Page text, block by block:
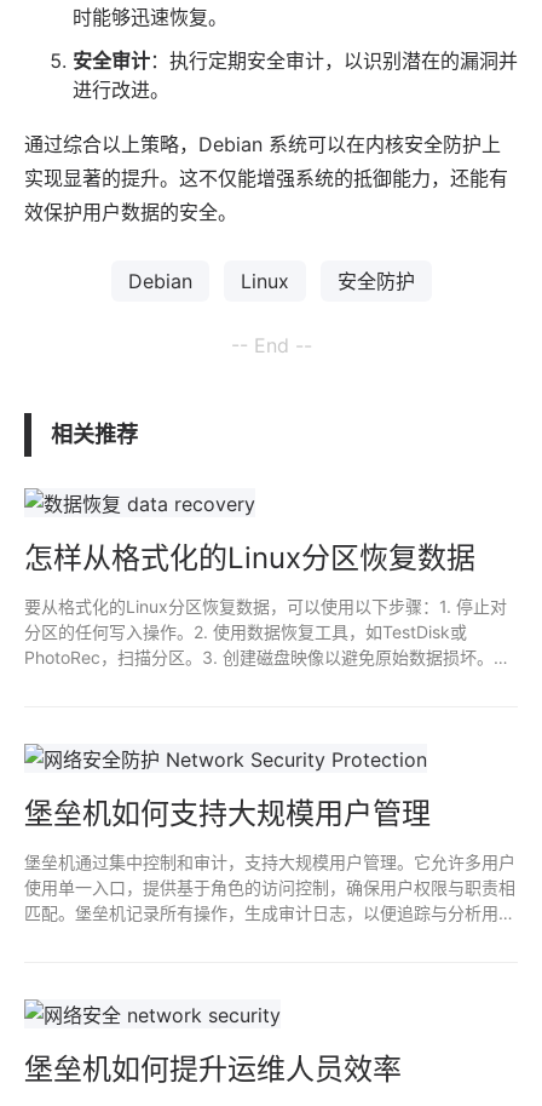
时能够迅速恢复。
安全审计：执行定期安全审计，以识别潜在的漏洞并
进行改进。
通过综合以上策略，Debian 系统可以在内核安全防护上
实现显著的提升。这不仅能增强系统的抵御能力，还能有
效保护用户数据的安全。
Debian Linux 安全防护
-- End --
相关推荐
怎样从格式化的Linux分区恢复数据
要从格式化的Linux分区恢复数据，可以使用以下步骤：1. 停止对
分区的任何写入操作。2. 使用数据恢复工具，如TestDisk或
PhotoRec，扫描分区。3. 创建磁盘映像以避免原始数据损坏。4.
堡垒机如何支持大规模用户管理
堡垒机通过集中控制和审计，支持大规模用户管理。它允许多用户
使用单一入口，提供基于角色的访问控制，确保用户权限与职责相
匹配。堡垒机记录所有操作，生成审计日志，以便追踪与分析用户
堡垒机如何提升运维人员效率